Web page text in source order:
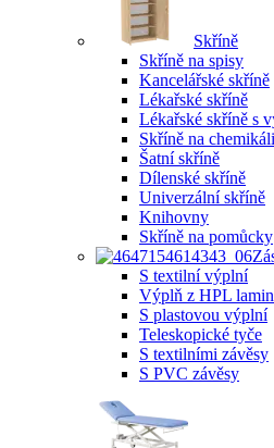
Skříně
Skříně na spisy
Kancelářské skříně
Lékařské skříně
Lékařské skříně s
Skříně na
Šatní skříně
Dílenské skříně
Univerzální skříně
Knihovny
Skříně na pomůcky
S textilní výplní
Výplň z HPL
S plastovou výplní
Teleskopické tyče
S textilními závěsy
S PVC závěsy